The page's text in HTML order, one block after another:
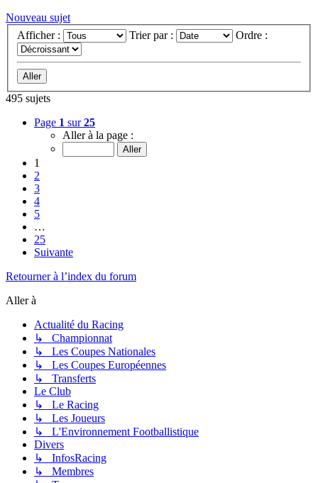
Nouveau sujet
Afficher :
Trier par : Ordre :
495 sujets
Page 1 sur25
Aller à la page :
1
2
3
4
5
…
25
Suivante
Retourner à l’index du forum
Aller à
Actualité du Racing
↳ Championnat
↳ Les Coupes Nationales
↳ Les Coupes Européennes
↳ Transferts
Le Club
↳ Le Racing
↳ Les Joueurs
↳ L'Environnement Footballistique
Divers
↳ InfosRacing
↳ Membres